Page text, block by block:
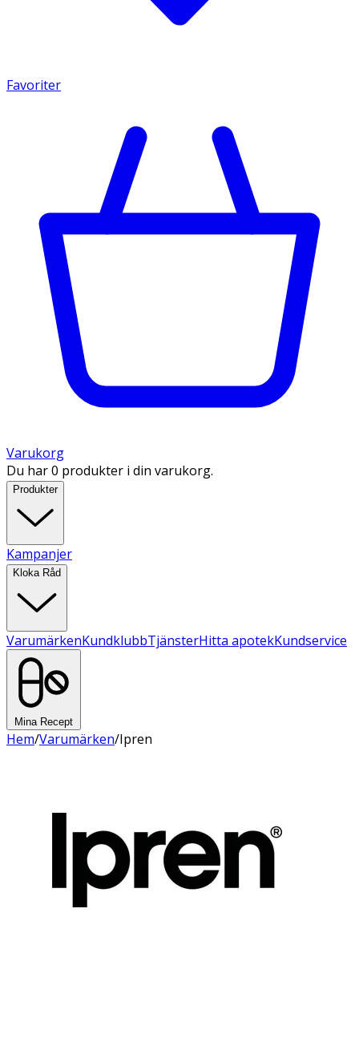
Favoriter
Varukorg
Du har 0 produkter i din varukorg.
Produkter
Kampanjer
Kloka Råd
VarumärkenKundklubbTjänsterHitta apotekKundservice
Mina Recept
Hem/Varumärken/Ipren